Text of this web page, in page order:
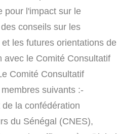
les plans de travail
l'impact sur le
conseils sur les
les futures orientations de
avec le Comité Consultatif
Comité Consultatif
suivants :-
la confédération
du Sénégal (CNES),